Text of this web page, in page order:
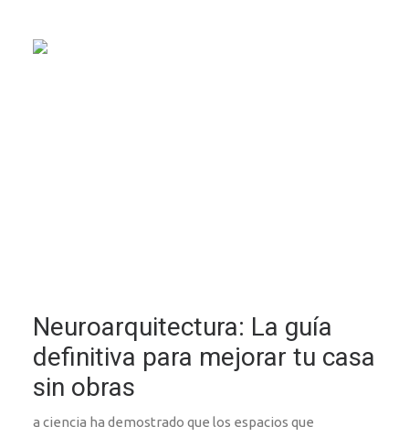
Neuroarquitectura: La guía
definitiva para mejorar tu casa
sin obras
a ciencia ha demostrado que los espacios que